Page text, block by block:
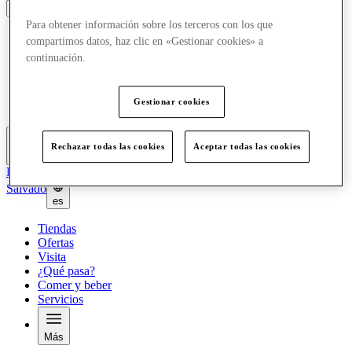
Tiendas
Ofertas
Visita
El Club
Salvado
es
Tiendas
Ofertas
Visita
¿Qué pasa?
Comer y beber
Servicios
Más
Para obtener información sobre los terceros con los que
compartimos datos, haz clic en «Gestionar cookies» a
continuación.
Gestionar cookies
Rechazar todas las cookies Aceptar todas las cookies